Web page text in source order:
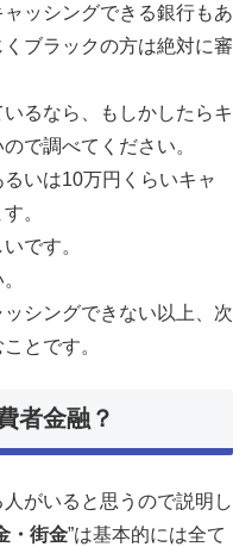
ッシングできる銀行もあ
ブラックの方は絶対に審
るなら、もしかしたらキ
で調べてください。
いは10万円くらいキャ
。
です。
シングできない以上、次
とです。
者金融？
がいると思うので説明し
・街金”は基本的には全て